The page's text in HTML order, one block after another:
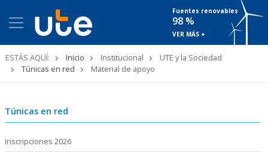
Fuentes renovables
98 %
VER MÁS +
ESTÁS AQUÍ: Inicio Institucional
UTE y la Sociedad
Túnicas en red
Material de apoyo
Túnicas en red
Inscripciones 2026